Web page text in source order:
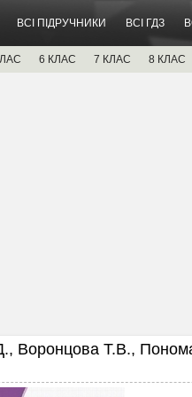
ВСІ ПІДРУЧНИКИ ВСІ ГДЗ
6 КЛАС 7 КЛАС 8 КЛАС
Воронцова Т.В.,